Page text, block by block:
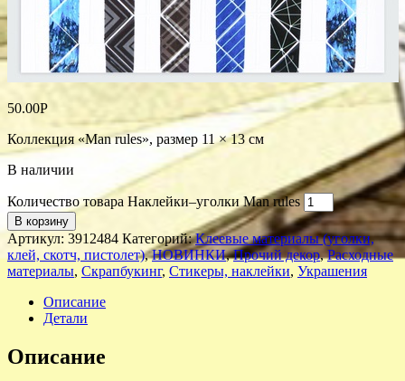
50.00Р
Коллекция «Man rules», размер 11 × 13 см
В наличии
Количество товара Наклейки‒уголки Man rules
В корзину
Артикул: 3912484 Категорий:Клеевые материалы (уголки,
клей, скотч, пистолет),НОВИНКИ,Прочий декор,Расходные
материалы, Скрапбукинг, Стикеры, наклейки, Украшения
Описание
Детали
Описание